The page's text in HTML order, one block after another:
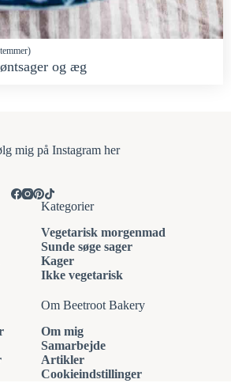
og æg
mig på Instagram her
Kategorier
Vegetarisk morgenmad
Sunde søge sager
Kager
Ikke vegetarisk
Om Beetroot Bakery
Om mig
Samarbejde
Artikler
Cookieindstillinger